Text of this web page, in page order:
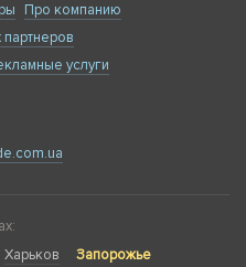
Про компанию
услуги
Харьков
Запорожье